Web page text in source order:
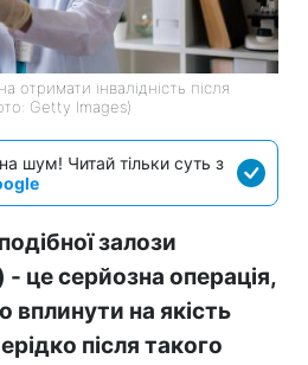
інвалідність після
Getty Images)
шум! Читай тільки суть з
залози
- це серйозна операція,
на якість
після такого